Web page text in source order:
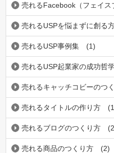
売れるFacebook（フェイス
売れるUSPを悩まずに創る
売れるUSP事例集 (1)
売れるUSP起業家の成功哲
売れるキャッチコビーのつ
売れるタイトルの作り方
売れるブログのつくり方
売れる商品のつくり方 (2)